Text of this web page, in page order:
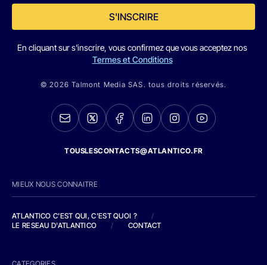
S'INSCRIRE
En cliquant sur s'inscrire, vous confirmez que vous acceptez nos
Termes et Conditions
© 2026 Talmont Media SAS. tous droits réservés.
TOUSLESCONTACTS@ATLANTICO.FR
MIEUX NOUS CONNAITRE
ATLANTICO C'EST QUI, C'EST QUOI ?
/
LE RESEAU D'ATLANTICO
/ CONTACT